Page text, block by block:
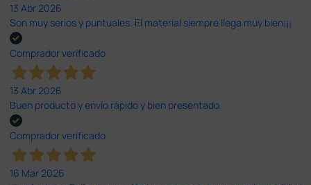
13 Abr 2026
Son muy serios y puntuales. El material siempre llega muy bien¡¡¡
Comprador verificado
13 Abr 2026
Buen producto y envío rápido y bien presentado
Comprador verificado
16 Mar 2026